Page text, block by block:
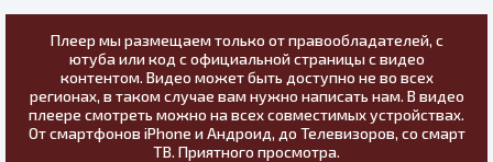
Плеер мы размещаем только от правообладателей, с
ютуба или код с официальной страницы с видео
контентом. Видео может быть доступно не во всех
регионах, в таком случае вам нужно написать нам. В видео
плеере смотреть можно на всех совместимых устройствах.
От смартфонов iPhone и Андроид, до Телевизоров, со смарт
ТВ. Приятного просмотра.